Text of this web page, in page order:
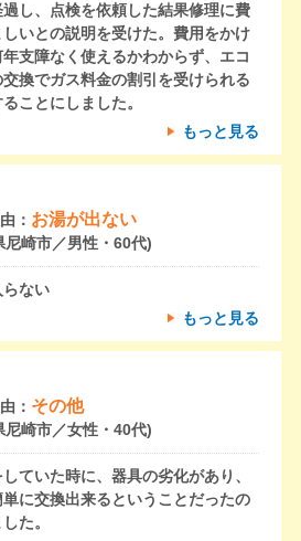
し、点検を依頼した結果修理に費
いとの説明を受けた。費用をかけ
支障なく使えるかわからず、エコ
換でガス料金の割引を受けられる
ことにしました。
もっと見る
： お湯が出ない
尼崎市／男性・60代)
ない
もっと見る
： その他
尼崎市／女性・40代)
ていた時に、器具の劣化があり、
に交換出来るということだったの
た。